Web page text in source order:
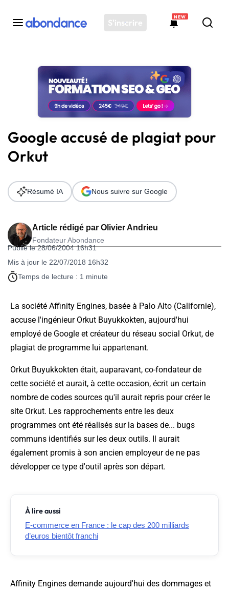
S'inscrire
NEW
Toutes les actus
Actus SEO
Plateforme
Solutions
Ressources
Audit SEO
Google accusé de plagiat pour
Orkut
Article rédigé par Olivier Andrieu
Fondateur Abondance
Publié le 28/06/2004 16h31
Mis à jour le 22/07/2018 16h32
Temps de lecture : 1 minute
Résumé IA Nous suivre sur Google
La société Affinity Engines, basée à Palo Alto (Californie),
accuse l'ingénieur Orkut Buyukkokten, aujourd'hui
employé de Google et créateur du réseau social Orkut, de
plagiat de programme lui appartenant.
Orkut Buyukkokten était, auparavant, co-fondateur de
cette société et aurait, à cette occasion, écrit un certain
nombre de codes sources qu'il aurait repris pour créer le
site Orkut. Les rapprochements entre les deux
programmes ont été réalisés sur la bases de... bugs
communs identifiés sur les deux outils. Il aurait
également promis à son ancien employeur de ne pas
développer ce type d'outil après son départ.
À lire aussi
E-commerce en France : le cap des 200 milliards
d’euros bientôt franchi
Affinity Engines demande aujourd'hui des dommages et